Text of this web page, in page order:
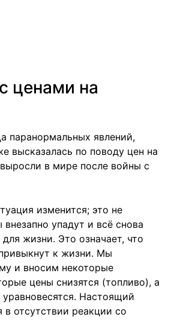
ценами на
паранормальных явлений,
высказалась по поводу цен на
в мире после войны с
изменится; это не
внезапно упадут и всё снова
жизни. Это означает, что
к жизни. Мы
и вносим некоторые
цены снизятся (топливо), а
Настоящий
в отсутствии реакции со